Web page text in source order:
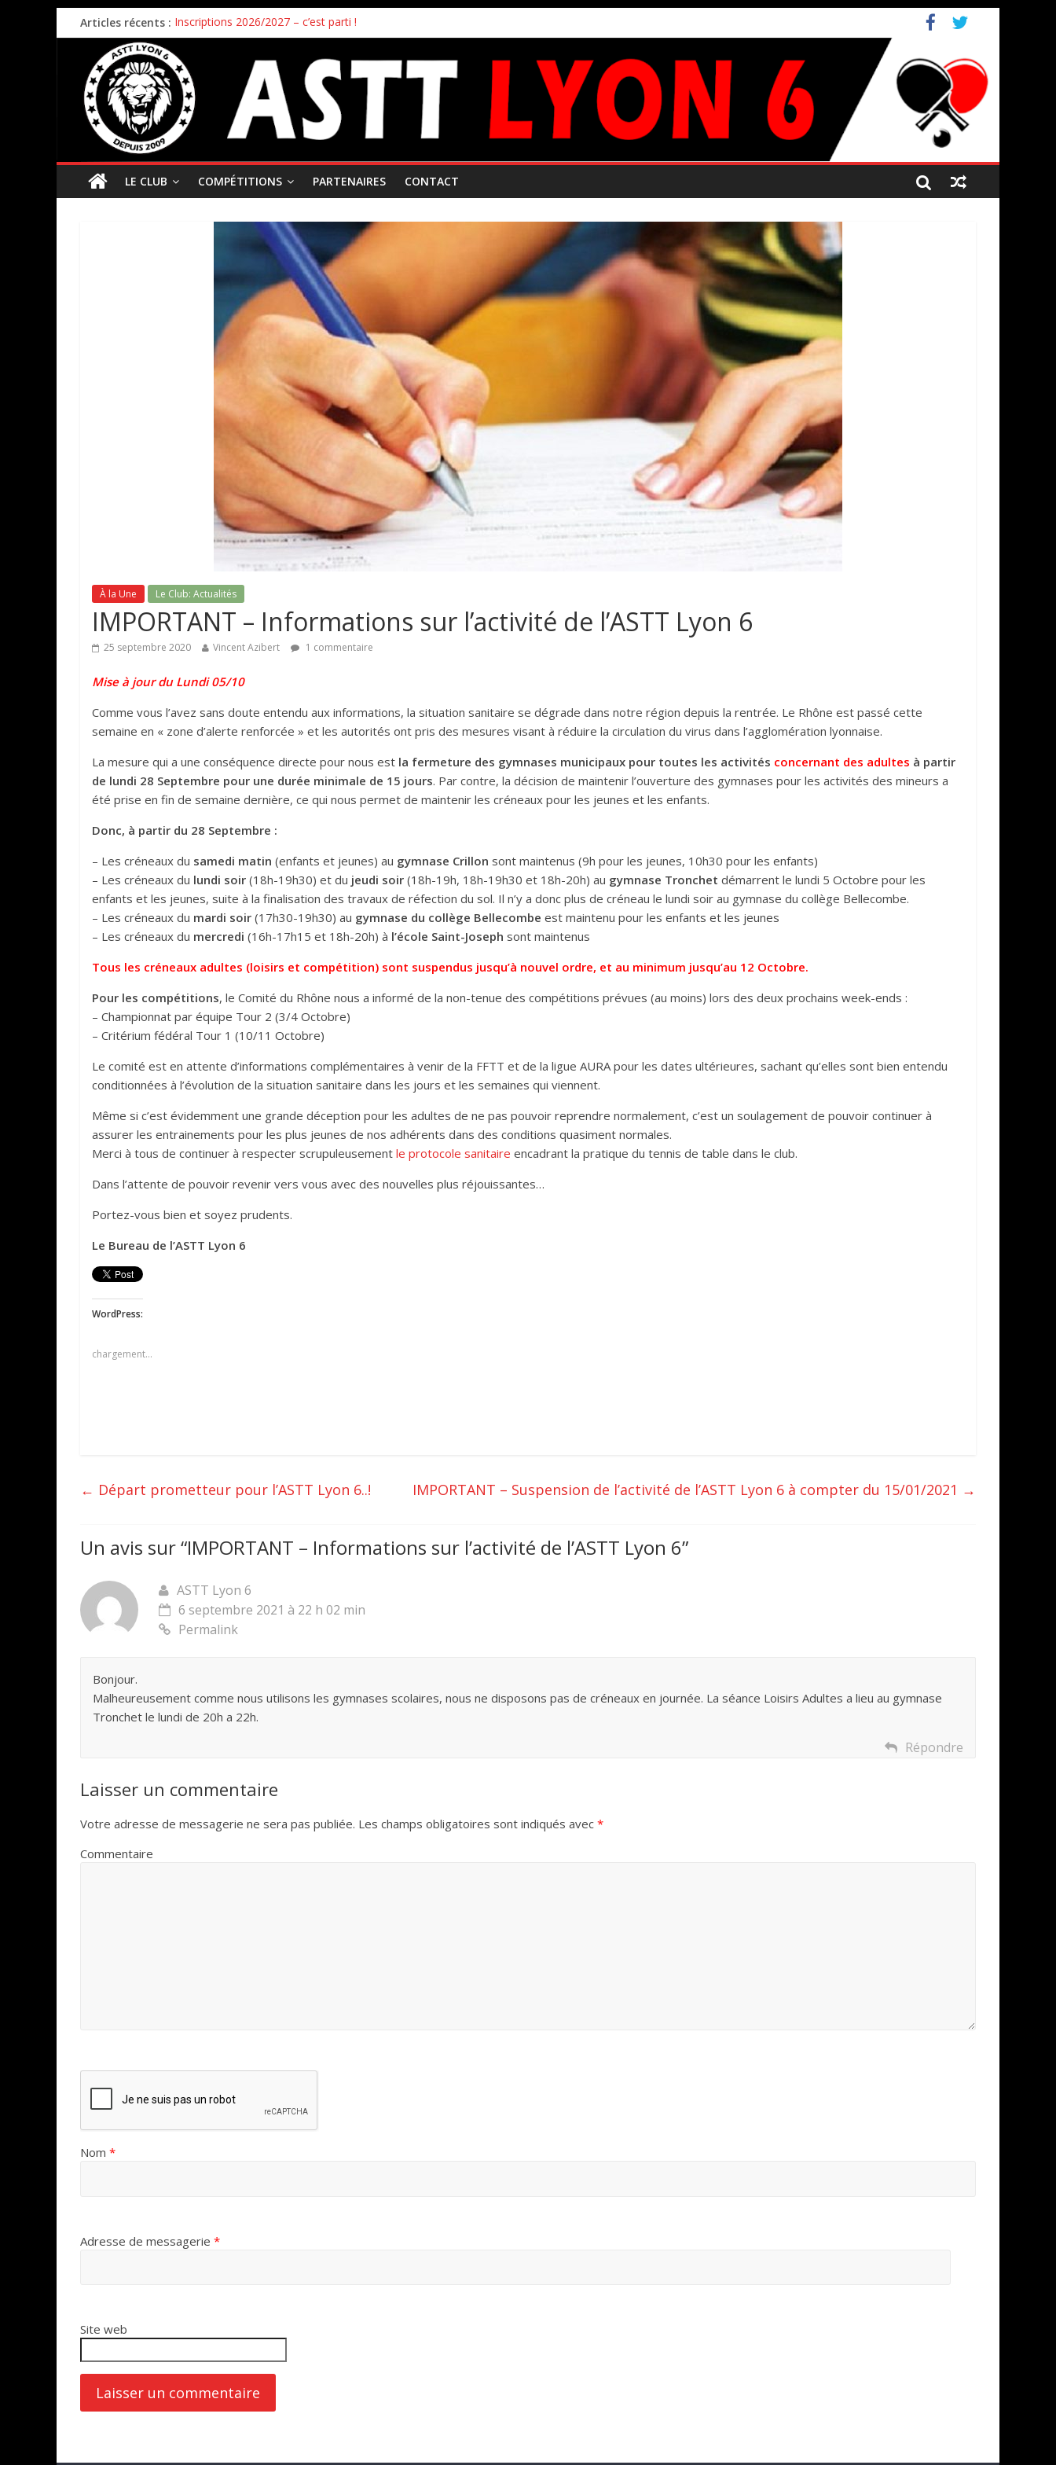
Articles récents : Inscriptions 2026/2027 – c’est parti !
Stage enfants été 2026 – ouvertures inscriptions aux joueurs non licenciés au club
Championnat par équipes – 21/22 Mars 2026
Bilan de la première phase des championnats par équipes
Bilan de fin de saison pour nos équipes
LE CLUB COMPÉTITIONS PARTENAIRES CONTACT
À la Une Le Club: Actualités
IMPORTANT – Informations sur l’activité de l’ASTT Lyon 6
25 septembre 2020 Vincent Azibert 1 commentaire
Mise à jour du Lundi 05/10
Comme vous l’avez sans doute entendu aux informations, la situation sanitaire se dégrade dans notre région depuis la rentrée. Le Rhône est passé cette
semaine en « zone d’alerte renforcée » et les autorités ont pris des mesures visant à réduire la circulation du virus dans l’agglomération lyonnaise.
La mesure qui a une conséquence directe pour nous est la fermeture des gymnases municipaux pour toutes les activités concernant des adultes à partir
de lundi 28 Septembre pour une durée minimale de 15 jours. Par contre, la décision de maintenir l’ouverture des gymnases pour les activités des mineurs a
été prise en fin de semaine dernière, ce qui nous permet de maintenir les créneaux pour les jeunes et les enfants.
Donc, à partir du 28 Septembre :
– Les créneaux du samedi matin (enfants et jeunes) au gymnase Crillon sont maintenus (9h pour les jeunes, 10h30 pour les enfants)
– Les créneaux du lundi soir (18h-19h30) et du jeudi soir (18h-19h, 18h-19h30 et 18h-20h) au gymnase Tronchet démarrent le lundi 5 Octobre pour les
enfants et les jeunes, suite à la finalisation des travaux de réfection du sol. Il n’y a donc plus de créneau le lundi soir au gymnase du collège Bellecombe.
– Les créneaux du mardi soir (17h30-19h30) au gymnase du collège Bellecombe est maintenu pour les enfants et les jeunes
– Les créneaux du mercredi (16h-17h15 et 18h-20h) à l’école Saint-Joseph sont maintenus
Tous les créneaux adultes (loisirs et compétition) sont suspendus jusqu’à nouvel ordre, et au minimum jusqu’au 12 Octobre.
Pour les compétitions, le Comité du Rhône nous a informé de la non-tenue des compétitions prévues (au moins) lors des deux prochains week-ends :
– Championnat par équipe Tour 2 (3/4 Octobre)
– Critérium fédéral Tour 1 (10/11 Octobre)
Le comité est en attente d’informations complémentaires à venir de la FFTT et de la ligue AURA pour les dates ultérieures, sachant qu’elles sont bien entendu
conditionnées à l’évolution de la situation sanitaire dans les jours et les semaines qui viennent.
Même si c’est évidemment une grande déception pour les adultes de ne pas pouvoir reprendre normalement, c’est un soulagement de pouvoir continuer à
assurer les entrainements pour les plus jeunes de nos adhérents dans des conditions quasiment normales.
Merci à tous de continuer à respecter scrupuleusement le protocole sanitaire encadrant la pratique du tennis de table dans le club.
Dans l’attente de pouvoir revenir vers vous avec des nouvelles plus réjouissantes…
Portez-vous bien et soyez prudents.
Le Bureau de l’ASTT Lyon 6
WordPress:
chargement…
← Départ prometteur pour l’ASTT Lyon 6..! IMPORTANT – Suspension de l’activité de l’ASTT Lyon 6 à compter du 15/01/2021 →
Un avis sur “IMPORTANT – Informations sur l’activité de l’ASTT Lyon 6”
ASTT Lyon 6
6 septembre 2021 à 22 h 02 min
Permalink
Bonjour.
Malheureusement comme nous utilisons les gymnases scolaires, nous ne disposons pas de créneaux en journée. La séance Loisirs Adultes a lieu au gymnase
Tronchet le lundi de 20h a 22h.
Répondre
Laisser un commentaire
Votre adresse de messagerie ne sera pas publiée. Les champs obligatoires sont indiqués avec *
Commentaire
Nom *
Adresse de messagerie *
Site web